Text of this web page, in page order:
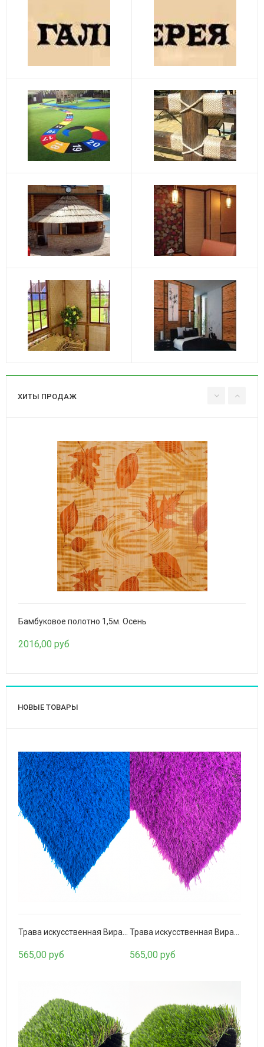
ХИТЫ ПРОДАЖ
Канат пеньковый 19мм.
Бамбуковое полотно 1,5м. Осень
2016,00 руб
Бамбуковый ствол (обожженный) D 80-90мм.
1341,00 руб
НОВЫЕ ТОВАРЫ
565,00 руб 565,00 руб